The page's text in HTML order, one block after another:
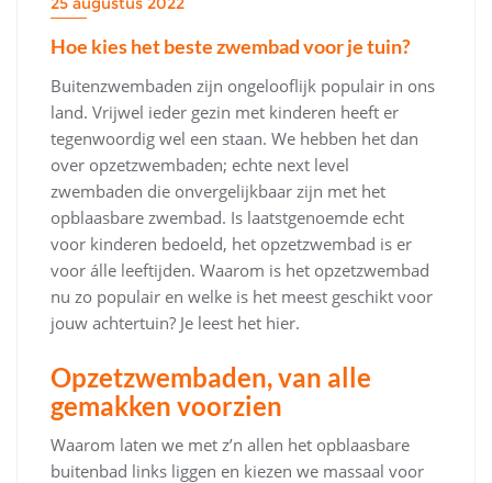
Hoe kies het beste zwembad voor je tuin?
Buitenzwembaden zijn ongelooflijk populair in ons
land. Vrijwel ieder gezin met kinderen heeft er
tegenwoordig wel een staan. We hebben het dan
over opzetzwembaden; echte next level
zwembaden die onvergelijkbaar zijn met het
opblaasbare zwembad. Is laatstgenoemde echt
voor kinderen bedoeld, het opzetzwembad is er
voor álle leeftijden. Waarom is het opzetzwembad
nu zo populair en welke is het meest geschikt voor
jouw achtertuin? Je leest het hier.
Opzetzwembaden, van alle
gemakken voorzien
Waarom laten we met z’n allen het opblaasbare
buitenbad links liggen en kiezen we massaal voor